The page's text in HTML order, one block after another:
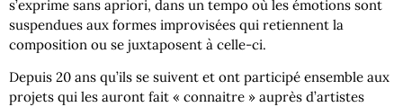
s’exprime sans apriori, dans un tempo où les émotions sont
suspendues aux formes improvisées qui retiennent la
composition ou se juxtaposent à celle-ci.
Depuis 20 ans qu’ils se suivent et ont participé ensemble aux
projets qui les auront fait « connaitre » auprès d’artistes